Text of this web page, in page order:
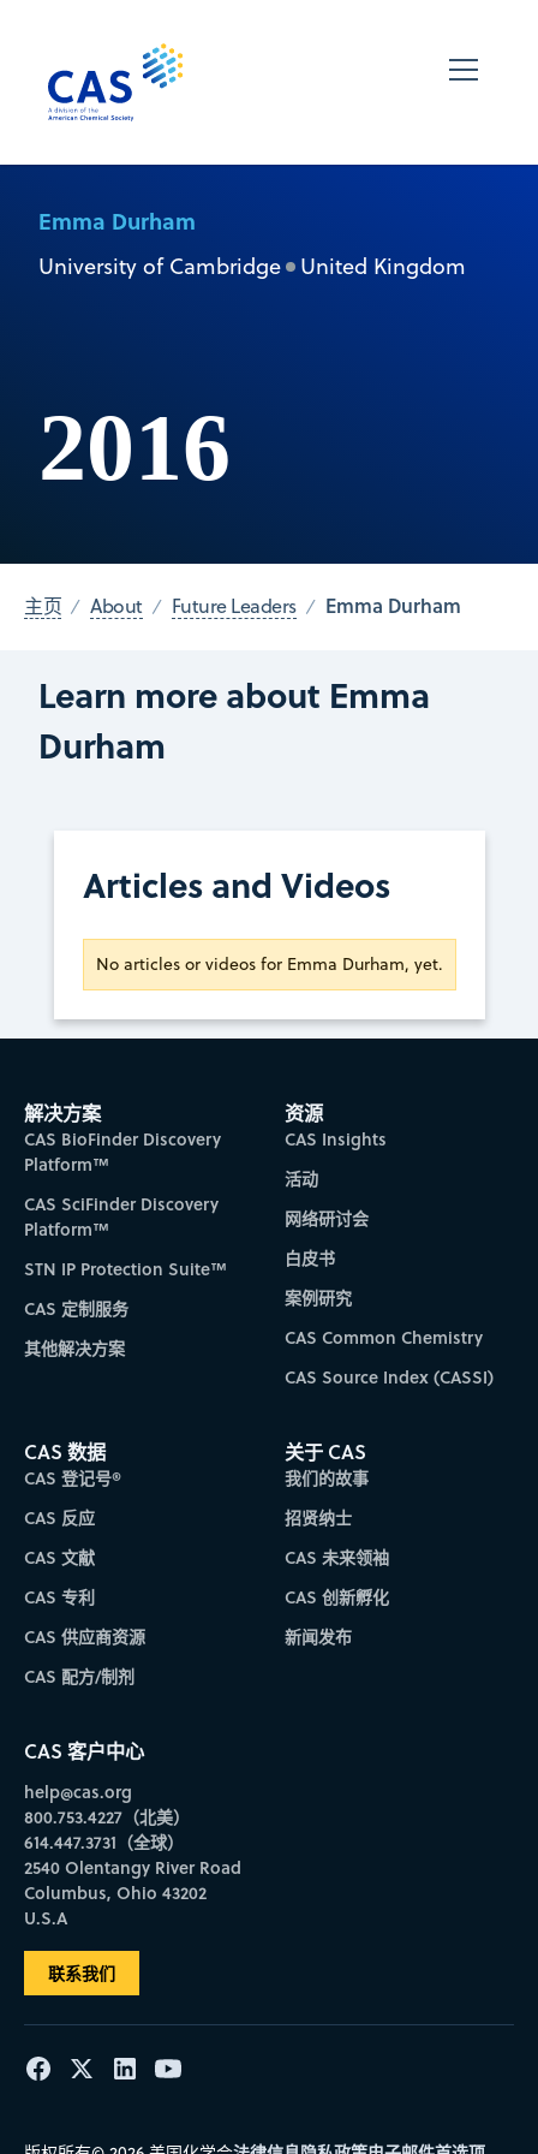
Emma Durham
University of Cambridge United Kingdom
2016
主页 About Future Leaders Emma Durham
Learn more about Emma
Durham
Articles and Videos
No articles or videos for Emma Durham, yet.
解决方案
CAS BioFinder Discovery
Platform™
CAS SciFinder Discovery
Platform™
STN IP Protection Suite™
CAS 定制服务
其他解决方案
资源
CAS Insights
活动
网络研讨会
白皮书
案例研究
CAS Common Chemistry
CAS Source Index (CASSI)
CAS 数据
CAS 登记号®
CAS 反应
CAS 文献
CAS 专利
CAS 供应商资源
CAS 配方/制剂
关于 CAS
我们的故事
招贤纳士
CAS 未来领袖
CAS 创新孵化
新闻发布
CAS 客户中心
help@cas.org
800.753.4227（北美）
614.447.3731（全球）
2540 Olentangy River Road
Columbus, Ohio 43202
U.S.A
联系我们